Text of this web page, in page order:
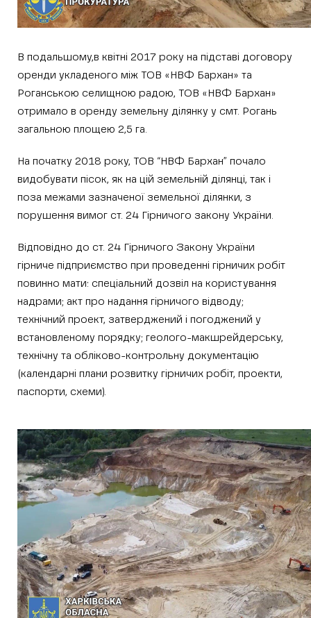
В подальшому,в квітні 2017 року на підставі договору
оренди укладеного між ТОВ «НВФ Бархан» та
Роганською селищною радою, ТОВ «НВФ Бархан»
отримало в оренду земельну ділянку у смт. Рогань
загальною площею 2,5 га.
На початку 2018 року, ТОВ “НВФ Бархан” почало
видобувати пісок, як на цій земельній ділянці, так і
поза межами зазначеної земельної ділянки, з
порушення вимог ст. 24 Гірничого закону України.
Відповідно до ст. 24 Гірничого Закону України
гірниче підприємство при проведенні гірничих робіт
повинно мати: спеціальний дозвіл на користування
надрами; акт про надання гірничого відводу;
технічний проект, затверджений і погоджений у
встановленому порядку; геолого-макшрейдерську,
технічну та обліково-контрольну документацію
(календарні плани розвитку гірничих робіт, проекти,
паспорти, схеми).